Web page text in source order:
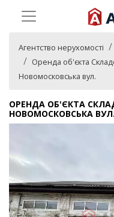
Агентство нерухомості
Оренда об'єкта
Новомосковська вул.
ОРЕНДА ОБ'ЄКТА
НОВОМОСКОВСЬКА ВУЛ.